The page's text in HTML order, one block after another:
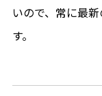
いので、常に最
す。